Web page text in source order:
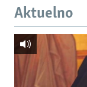
Aktuelno